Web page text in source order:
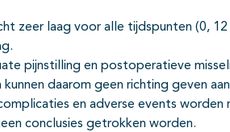
zeer laag voor alle tijdspunten (0, 12
pijnstilling en postoperatieve
daarom geen richting geven
en adverse events
conclusies getrokken worden.